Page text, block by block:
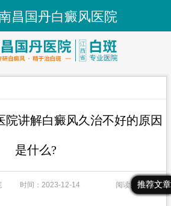
昌国丹白癜风医院
最新文章
热门文章
推荐文章
院讲解白癜风久治不好的原因
是什么?
时间：2023-12-14 阅读量：111